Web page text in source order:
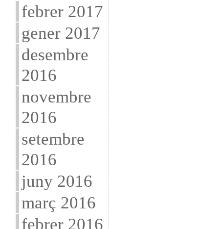
febrer 2017
gener 2017
desembre
2016
novembre
2016
setembre
2016
juny 2016
març 2016
febrer 2016